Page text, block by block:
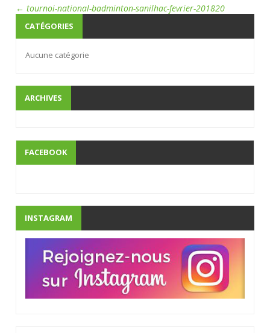
← tournoi-national-badminton-sanilhac-fevrier-201820
CATÉGORIES
Aucune catégorie
ARCHIVES
FACEBOOK
INSTAGRAM